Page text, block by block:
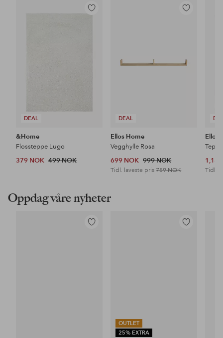
DEAL
Legg
&Home
Flossteppe Lugo
379 NOK 499 NOK
DEAL
Legg
Ellos Home
Vegghylle Rosa
699 NOK 999 NOK
Tidl. laveste pris759 NOK
Ellos
Tidl.
Oppdag våre nyheter
Legg
OUTLET
25% EXTRA
Legg